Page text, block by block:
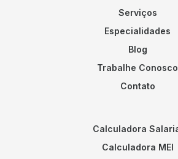
Serviços
Especialidades
Blog
Trabalhe Conosco
Contato
Calculadora
Calculadora MEI